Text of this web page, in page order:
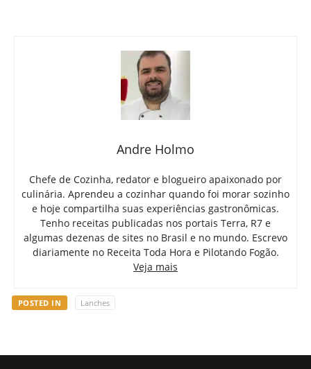
Andre Holmo
Chefe de Cozinha, redator e blogueiro apaixonado por
culinária. Aprendeu a cozinhar quando foi morar sozinho
e hoje compartilha suas experiências gastronômicas.
Tenho receitas publicadas nos portais Terra, R7 e
algumas dezenas de sites no Brasil e no mundo. Escrevo
diariamente no Receita Toda Hora e Pilotando Fogão.
Veja mais
POSTED IN Lanches